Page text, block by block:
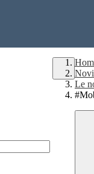
Le